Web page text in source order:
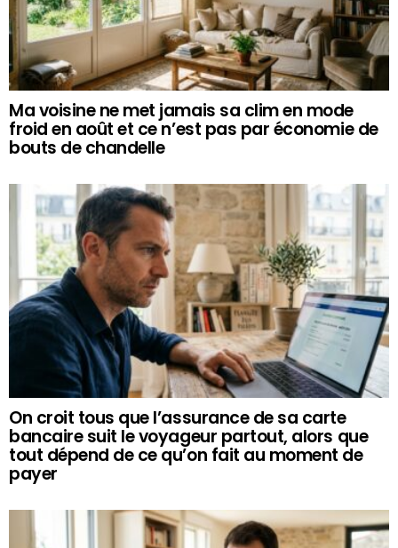
Ma voisine ne met jamais sa clim en mode
froid en août et ce n’est pas par économie de
bouts de chandelle
On croit tous que l’assurance de sa carte
bancaire suit le voyageur partout, alors que
tout dépend de ce qu’on fait au moment de
payer